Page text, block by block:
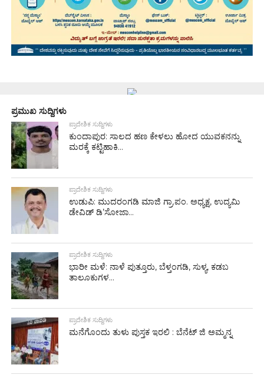
ಪ್ರಮುಖ ಸುದ್ದಿಗಳು
ಪ್ರಾದೇಶಿಕ ಸುದ್ದಿಗಳು
ಕುಂದಾಪುರ: ಸಾಲದ ಹಣ ಕೇಳಲು ಹೋದ ಯುವಕನನ್ನು
ಮರಕ್ಕೆ ಕಟ್ಟಿಹಾಕಿ...
ಪ್ರಾದೇಶಿಕ ಸುದ್ದಿಗಳು
ಉಡುಪಿ: ಮುದರಂಗಡಿ ಮಾಜಿ ಗ್ರಾ.ಪಂ. ಅಧ್ಯಕ್ಷ, ಉದ್ಯಮಿ
ಡೇವಿಡ್ ಡಿ’ಸೋಜಾ...
ಪ್ರಾದೇಶಿಕ ಸುದ್ದಿಗಳು
ಭಾರೀ ಮಳೆ: ನಾಳೆ ಪುತ್ತೂರು, ಬೆಳ್ತಂಗಡಿ, ಸುಳ್ಯ, ಕಡಬ
ತಾಲೂಕುಗಳ...
ಪ್ರಾದೇಶಿಕ ಸುದ್ದಿಗಳು
ಮನೆಗೊಂದು ತುಳು ಪುಸ್ತಕ ಇರಲಿ : ಬೆನೆಟ್ ಜಿ ಅಮ್ಮನ್ನ